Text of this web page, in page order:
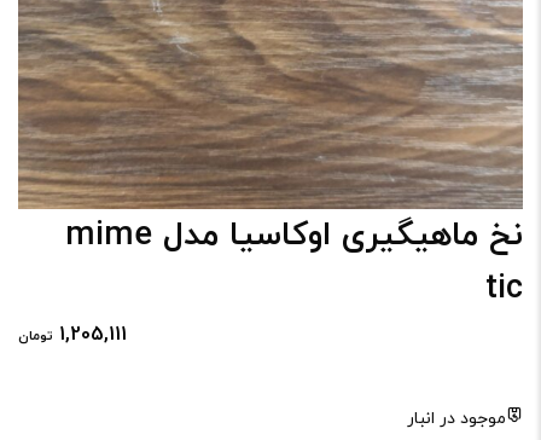
نخ ماهیگیری اوکاسیا مدل mime
tic
1,205,111 تومان
موجود در انبار